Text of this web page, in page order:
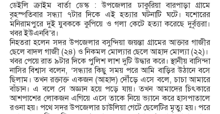
ডেইলি ক্রাইম বার্তা ডেস্ক : উপজেলার ঢাকুরিয়া বারপাড়া গ্রামে
বৃহস্পতিবার সন্ধ্যা ৭টার দিকে এই হত্যার ঘটনাটি ঘটে। যশোরের
মনিরামপুরে দুই যুবককে কুপিয়ে ও গলা কেটে হত্যা করেছে দুর্বৃত্তরা।
খবর ইউএনবি’র।
নিহতরা হলেন সদর উপজেলার বসুন্দিয়া জয়ন্তা গ্রামের আক্তার গাজীর
ছেলে বাদল গাজী (২৪) ও নিকমল মোল্যার ছেলে আহাদ মোল্যা (২২)।
খবর পেয়ে রাত ৯টার দিকে পুলিশ লাশ দুটি উদ্ধার করে। স্থানীয় বাসিন্দা
নাসির বিশ্বাস বলেন, ‘সন্ধ্যার কিছু সময় পরে আমি বাড়ির উঠানে বসে
ছিলাম। তখন রক্তাক্ত একজন (আহাদ) দৌঁড়ে এসে বলে, চাচা আমারে
বাঁচান। এ বলে সে অজ্ঞান হয়ে পড়ে যায়। তখন আমাদের চিৎকারে
আশপাশের লোকজন এগিয়ে এসে তাকে নিয়ে ভ্যানে করে হাসপাতালে
রওনা হয়। পথে সদর উপজেলার চাউলিয়া গেটে ছেলেটির মৃত্যু হয়। পরে